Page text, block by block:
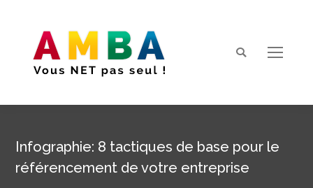
Search:
Infographie: 8 tactiques de base pour le
référencement de votre entreprise